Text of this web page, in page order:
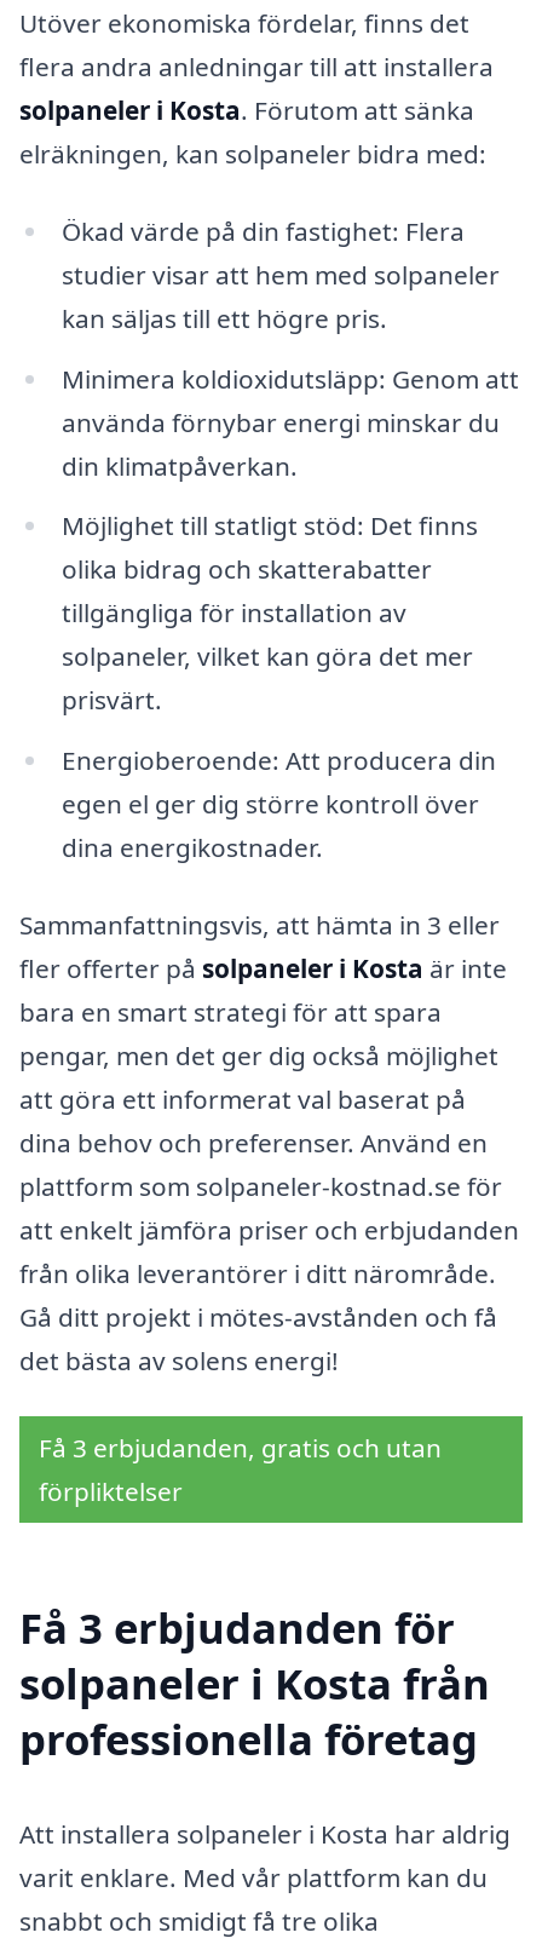
Utöver ekonomiska fördelar, finns det
flera andra anledningar till att installera
solpaneler i Kosta. Förutom att sänka
elräkningen, kan solpaneler bidra med:
Ökad värde på din fastighet: Flera
studier visar att hem med solpaneler
kan säljas till ett högre pris.
Minimera koldioxidutsläpp: Genom att
använda förnybar energi minskar du
din klimatpåverkan.
Möjlighet till statligt stöd: Det finns
olika bidrag och skatterabatter
tillgängliga för installation av
solpaneler, vilket kan göra det mer
prisvärt.
Energioberoende: Att producera din
egen el ger dig större kontroll över
dina energikostnader.
Sammanfattningsvis, att hämta in 3 eller
fler offerter på solpaneler i Kosta är inte
bara en smart strategi för att spara
pengar, men det ger dig också möjlighet
att göra ett informerat val baserat på
dina behov och preferenser. Använd en
plattform som solpaneler-kostnad.se för
att enkelt jämföra priser och erbjudanden
från olika leverantörer i ditt närområde.
Gå ditt projekt i mötes-avstånden och få
det bästa av solens energi!
Få 3 erbjudanden, gratis och utan
förpliktelser
Få 3 erbjudanden för
solpaneler i Kosta från
professionella företag
Att installera solpaneler i Kosta har aldrig
varit enklare. Med vår plattform kan du
snabbt och smidigt få tre olika